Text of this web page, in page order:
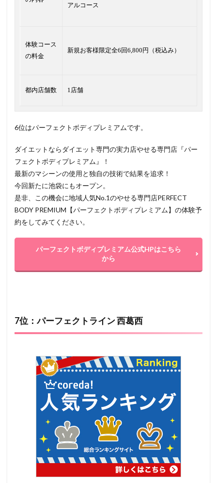
アルコース
体験コース
の料金
新規お客様限定全6回6,800円（税込み）
都内店舗数 1店舗
6位はパーフェクトボディプレミアムです。
ダイエットならダイエット専門の実力店やせる専門店『パー
フェクトボディプレミアム』！
最新のマシーンの使用と独自の技術で結果を追求！
今回新たに池袋にもオープン。
是非、この機会に地域人気No.1のやせる専門店PERFECT
BODY PREMIUM【パーフェクトボディプレミアム】の体験予
約をしてみてください。
パーフェクトボディプレミアム公式HPはこちら
から
7位：パーフェクトライン 西葛西